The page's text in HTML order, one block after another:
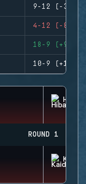
9-12 (-3)
4-12 (-8)
18-9 (+9)
10-9 (+1)
ROUND 1
KAID